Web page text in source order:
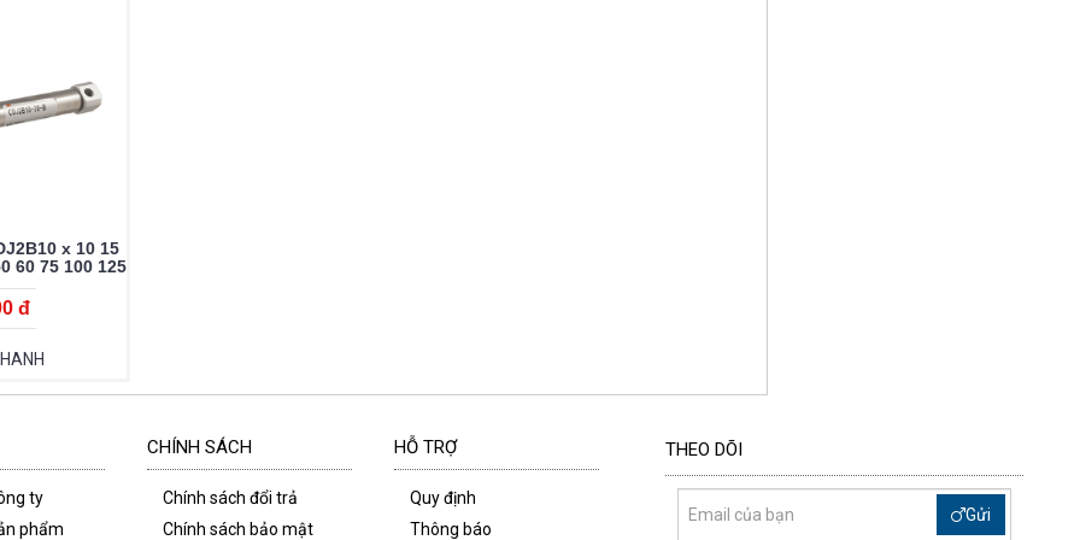
x 10 15
60 75 100 125
200
đ
ty
phẩm
CHÍNH SÁCH
Chính sách đổi trả
Chính sách bảo mật
HỖ TRỢ
Quy định
Thông báo
THEO DÕI
Gửi